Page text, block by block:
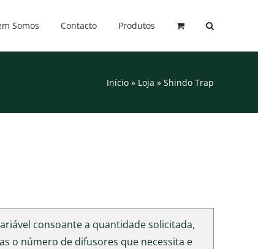
Somos Contacto Produtos
Início » Loja » Shindo Trap
consoante a quantidade solicitada,
o número de difusores que necessita e